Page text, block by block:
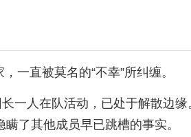
一直被莫名的“不幸”所纠缠。
一人在队活动，已处于解散边
了其他成员早已跳槽的事实。